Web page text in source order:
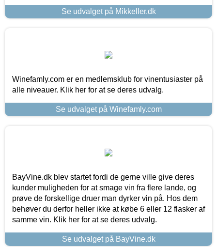
Se udvalget på Mikkeller.dk
Winefamly.com er en medlemsklub for vinentusiaster på
alle niveauer. Klik her for at se deres udvalg.
Se udvalget på Winefamly.com
BayVine.dk blev startet fordi de gerne ville give deres
kunder muligheden for at smage vin fra flere lande, og
prøve de forskellige druer man dyrker vin på. Hos dem
behøver du derfor heller ikke at købe 6 eller 12 flasker af
samme vin. Klik her for at se deres udvalg.
Se udvalget på BayVine.dk